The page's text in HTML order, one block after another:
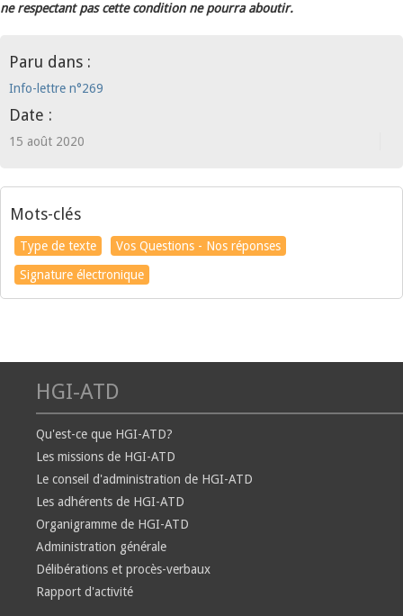
ne respectant pas cette condition ne pourra aboutir.
Paru dans :
Info-lettre n°269
Date :
15 août 2020
Mots-clés
Type de texte
Vos Questions - Nos réponses
Signature électronique
HGI-ATD
Qu'est-ce que HGI-ATD?
Les missions de HGI-ATD
Le conseil d'administration de HGI-ATD
Les adhérents de HGI-ATD
Organigramme de HGI-ATD
Administration générale
Délibérations et procès-verbaux
Rapport d'activité